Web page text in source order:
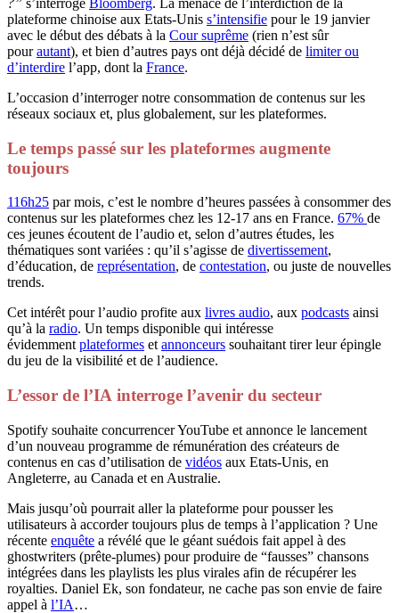
?” s’interroge Bloomberg. La menace de l’interdiction de la
plateforme chinoise aux Etats-Unis s’intensifie pour le 19 janvier
avec le début des débats à la Cour suprême (rien n’est sûr
pourautant), et bien d’autres pays ont déjà décidé de limiter ou
d’interdire l’app, dont la France.
L’occasion d’interroger notre consommation de contenus sur les
réseaux sociaux et, plus globalement, sur les plateformes.
Le temps passé sur les plateformes augmente
toujours
116h25 par mois, c’est le nombre d’heures passées à consommer des
contenus sur les plateformes chez les 12-17 ans en France. 67% de
ces jeunes écoutent de l’audio et, selon d’autres études, les
thématiques sont variées : qu’il s’agisse de divertissement,
d’éducation, de représentation, de contestation, ou juste de nouvelles
trends.
Cet intérêt pour l’audio profite aux livres audio, aux podcasts ainsi
qu’à la radio. Un temps disponible qui intéresse
évidemment plateformes et annonceurs souhaitant tirer leur épingle
du jeu de la visibilité et de l’audience.
L’essor de l’IA interroge l’avenir du secteur
Spotify souhaite concurrencer YouTube et annonce le lancement
d’un nouveau programme de rémunération des créateurs de
contenus en cas d’utilisation de vidéos aux Etats-Unis, en
Angleterre, au Canada et en Australie.
Mais jusqu’où pourrait aller la plateforme pour pousser les
utilisateurs à accorder toujours plus de temps à l’application ? Une
récente enquête a révélé que le géant suédois fait appel à des
ghostwriters (prête-plumes) pour produire de “fausses” chansons
intégrées dans les playlists les plus virales afin de récupérer les
royalties. Daniel Ek, son fondateur, ne cache pas son envie de faire
appel à l’IA…